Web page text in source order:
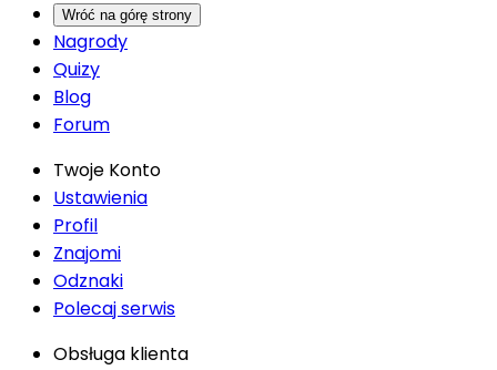
Wróć na górę strony
Nagrody
Quizy
Blog
Forum
Twoje Konto
Ustawienia
Profil
Znajomi
Odznaki
Polecaj serwis
Obsługa klienta